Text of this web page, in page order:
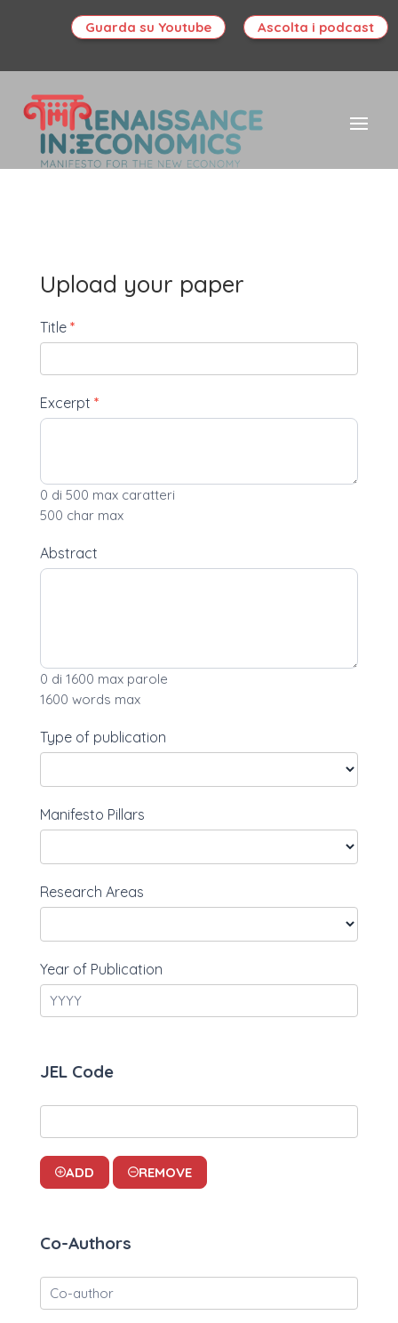
Guarda su Youtube Ascolta i podcast
Upload your paper
Caricamento
Papers
Title *
Excerpt *
0 di 500 max caratteri
500 char max
Abstract
0 di 1600 max parole
1600 words max
Type of publication
Manifesto Pillars
Research Areas
Year of Publication
JEL Code
ADD REMOVE
Co-Authors